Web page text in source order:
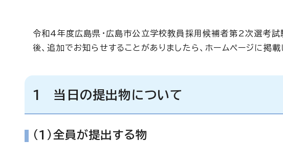
令和4年度広島県・広島市公立学校教員採用候補者第2次選考試
後、追加でお知らせすることがありましたら、ホームページに掲載
1 当日の提出物について
（1）全員が提出する物